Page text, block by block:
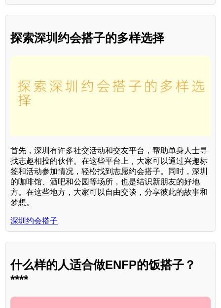
探索深圳约会搭子的多样选择
首先，深圳有许多社交活动和交友平台，帮助单身人士寻
找志趣相投的伙伴。在这些平台上，大家可以通过兴趣标
签和活动参加情况，轻松找到志愿约会搭子。同时，深圳
的咖啡馆、酒吧和公园等场所，也是结识新朋友的好地
方。在这些地方，大家可以自由交谈，分享彼此的故事和
梦想。
深圳约会搭子
什么样的人适合做ENFP的饭搭子？
****